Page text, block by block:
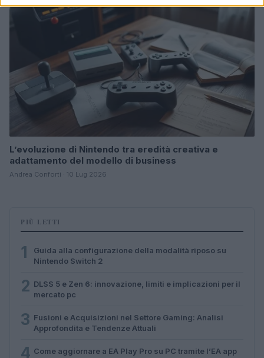
L’evoluzione di Nintendo tra eredità creativa e
adattamento del modello di business
Andrea Conforti · 10 Lug 2026
PIÙ LETTI
1
Guida alla configurazione della modalità riposo su
Nintendo Switch 2
2 DLSS 5 e Zen 6: innovazione, limiti e implicazioni per il
mercato pc
3 Fusioni e Acquisizioni nel Settore Gaming: Analisi
Approfondita e Tendenze Attuali
4 Come aggiornare a EA Play Pro su PC tramite l’EA app